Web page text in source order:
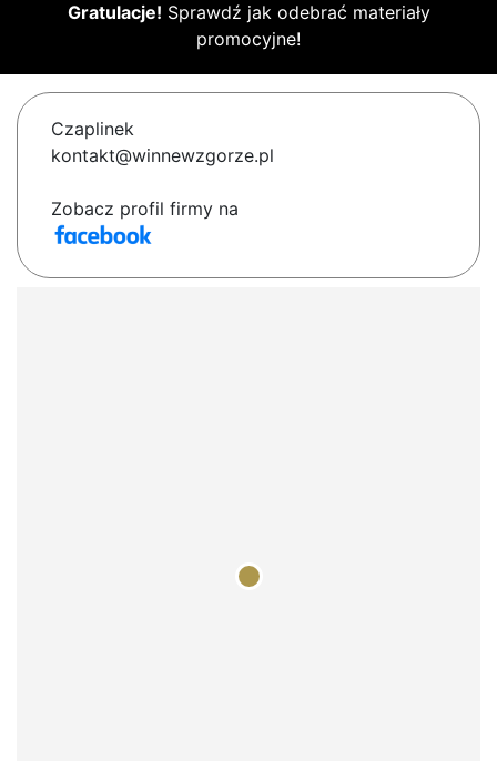
Gratulacje! Sprawdź jak odebrać materiały
promocyjne!
Czaplinek
kontakt@winnewzgorze.pl
Zobacz profil firmy na